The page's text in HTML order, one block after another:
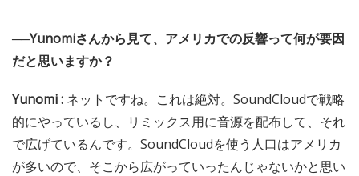
──Yunomiさんから見て、アメリカでの反響って何が要因
だと思いますか？
Yunomi : ネットですね。これは絶対。SoundCloudで戦略
的にやっているし、リミックス用に音源を配布して、それ
で広げているんです。SoundCloudを使う人口はアメリカ
が多いので、そこから広がっていったんじゃないかと思い